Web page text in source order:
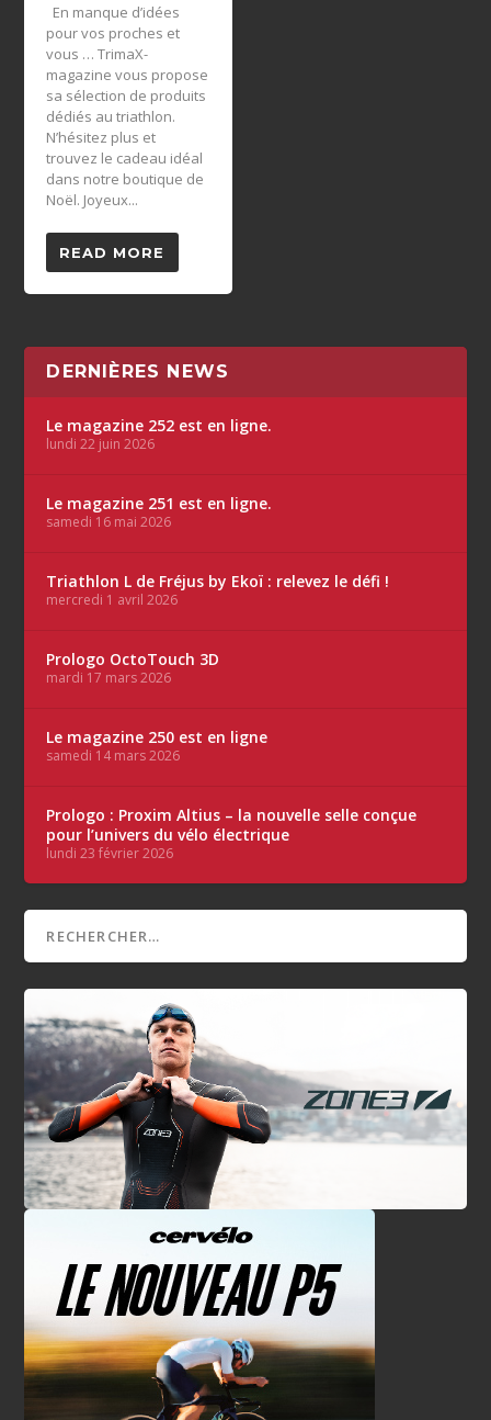
En manque d’idées
pour vos proches et
vous … TrimaX-
magazine vous propose
sa sélection de produits
dédiés au triathlon.
N’hésitez plus et
trouvez le cadeau idéal
dans notre boutique de
Noël. Joyeux...
READ MORE
DERNIÈRES NEWS
Le magazine 252 est en ligne.
lundi 22 juin 2026
Le magazine 251 est en ligne.
samedi 16 mai 2026
Triathlon L de Fréjus by Ekoï : relevez le défi !
mercredi 1 avril 2026
Prologo OctoTouch 3D
mardi 17 mars 2026
Le magazine 250 est en ligne
samedi 14 mars 2026
Prologo : Proxim Altius – la nouvelle selle conçue
pour l’univers du vélo électrique
lundi 23 février 2026